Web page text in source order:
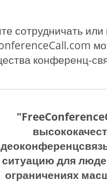
сотрудничать
конференц-
ситуацию для
ограничениях